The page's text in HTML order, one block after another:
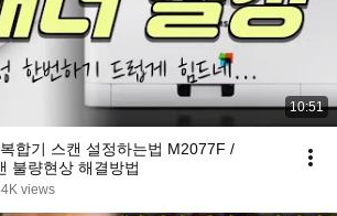
10:51
합기 스캔 설정하는법 M2077F /
불량현상 해결방법
views